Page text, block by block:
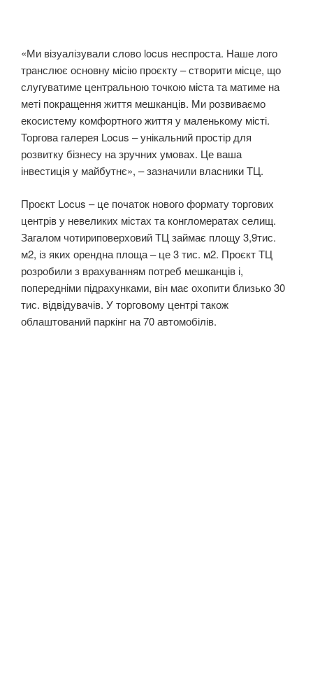
«Ми візуалізували слово locus неспроста. Наше лого
транслює основну місію проєкту – створити місце, що
слугуватиме центральною точкою міста та матиме на
меті покращення життя мешканців. Ми розвиваємо
екосистему комфортного життя у маленькому місті.
Торгова галерея Locus – унікальний простір для
розвитку бізнесу на зручних умовах. Це ваша
інвестиція у майбутнє», – зазначили власники ТЦ.
Проєкт Locus – це початок нового формату торгових
центрів у невеликих містах та конгломератах селищ.
Загалом чотириповерховий ТЦ займає площу 3,9тис.
м2, із яких орендна площа – це 3 тис. м2. Проєкт ТЦ
розробили з врахуванням потреб мешканців і,
попередніми підрахунками, він має охопити близько 30
тис. відвідувачів. У торговому центрі також
облаштований паркінг на 70 автомобілів.